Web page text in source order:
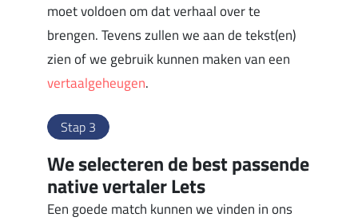
moet voldoen om dat verhaal over te
brengen. Tevens zullen we aan de tekst(en)
zien of we gebruik kunnen maken van een
vertaalgeheugen.
Stap 3
We selecteren de best passende
native vertaler Lets
Een goede match kunnen we vinden in ons